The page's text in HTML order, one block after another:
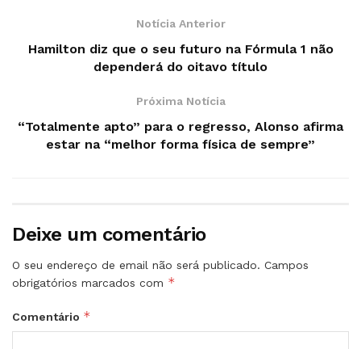
Notícia Anterior
Hamilton diz que o seu futuro na Fórmula 1 não
dependerá do oitavo título
Próxima Notícia
“Totalmente apto” para o regresso, Alonso afirma
estar na “melhor forma física de sempre”
Deixe um comentário
O seu endereço de email não será publicado. Campos
obrigatórios marcados com *
Comentário *